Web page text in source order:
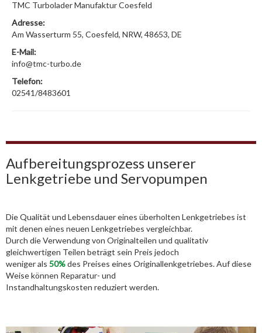
TMC Turbolader Manufaktur Coesfeld
Adresse:
Am Wasserturm 55, Coesfeld, NRW, 48653, DE
E-Mail:
info@tmc-turbo.de
Telefon:
02541/8483601
Aufbereitungsprozess unserer
Lenkgetriebe und Servopumpen
Die Qualität und Lebensdauer eines überholten Lenkgetriebes ist
mit denen eines neuen Lenkgetriebes vergleichbar.
Durch die Verwendung von Originalteilen und qualitativ
gleichwertigen Teilen beträgt sein Preis jedoch
weniger als 50%des Preises eines Originallenkgetriebes. Auf diese
Weise können Reparatur- und
Instandhaltungskosten reduziert werden.